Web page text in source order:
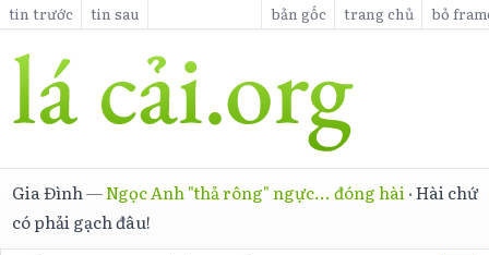
tin trước tin sau bản gốc trang chủ bỏ
Gia Đình—Ngọc Anh "thả rông" ngực... đóng hài ·Hài chứ
có phải gạch đâu!